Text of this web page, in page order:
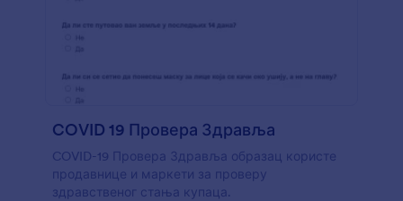
COVID 19 Провера Здравља
COVID-19 Провера Здравља образац користе
продавнице и маркети за проверу
здравственог стања купаца.